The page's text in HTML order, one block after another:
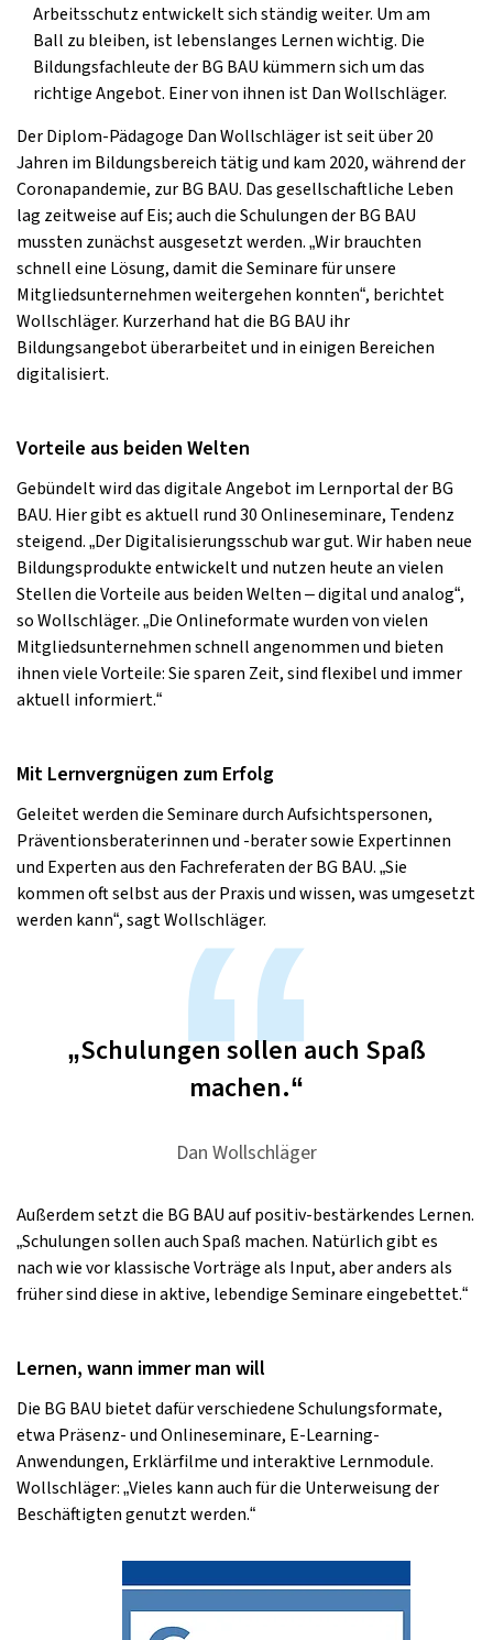
Arbeitsschutz entwickelt sich ständig weiter. Um am
Ball zu bleiben, ist lebenslanges Lernen wichtig. Die
Bildungsfachleute der BG BAU kümmern sich um das
richtige Angebot. Einer von ihnen ist Dan Wollschläger.
Der Diplom-Pädagoge Dan Wollschläger ist seit über 20
Jahren im Bildungsbereich tätig und kam 2020, während der
Coronapandemie, zur BG BAU. Das gesellschaftliche Leben
lag zeitweise auf Eis; auch die Schulungen der BG BAU
mussten zunächst ausgesetzt werden. „Wir brauchten
schnell eine Lösung, damit die Seminare für unsere
Mitgliedsunternehmen weitergehen konnten“, berichtet
Wollschläger. Kurzerhand hat die BG BAU ihr
Bildungsangebot überarbeitet und in einigen Bereichen
digitalisiert.
Vorteile aus beiden Welten
Gebündelt wird das digitale Angebot im Lernportal der BG
BAU. Hier gibt es aktuell rund 30 Onlineseminare, Tendenz
steigend. „Der Digitalisierungsschub war gut. Wir haben neue
Bildungsprodukte entwickelt und nutzen heute an vielen
Stellen die Vorteile aus beiden Welten – digital und analog“,
so Wollschläger. „Die Onlineformate wurden von vielen
Mitgliedsunternehmen schnell angenommen und bieten
ihnen viele Vorteile: Sie sparen Zeit, sind flexibel und immer
aktuell informiert.“
Mit Lernvergnügen zum Erfolg
Geleitet werden die Seminare durch Aufsichtspersonen,
Präventionsberaterinnen und -berater sowie Expertinnen
und Experten aus den Fachreferaten der BG BAU. „Sie
kommen oft selbst aus der Praxis und wissen, was umgesetzt
werden kann“, sagt Wollschläger.
„Schulungen sollen auch Spaß
machen.“
Dan Wollschläger
Außerdem setzt die BG BAU auf positiv-bestärkendes Lernen.
„Schulungen sollen auch Spaß machen. Natürlich gibt es
nach wie vor klassische Vorträge als Input, aber anders als
früher sind diese in aktive, lebendige Seminare eingebettet.“
Lernen, wann immer man will
Die BG BAU bietet dafür verschiedene Schulungsformate,
etwa Präsenz- und Onlineseminare, E-Learning-
Anwendungen, Erklärfilme und interaktive Lernmodule.
Wollschläger: „Vieles kann auch für die Unterweisung der
Beschäftigten genutzt werden.“